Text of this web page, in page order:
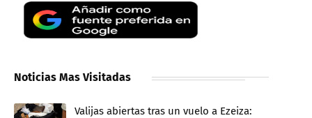
Noticias Mas Visitadas
Valijas abiertas tras un vuelo a Ezeiza: